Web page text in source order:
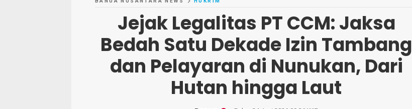
Jejak Legalitas PT CCM: Jaksa
Bedah Satu Dekade Izin Tambang
dan Pelayaran di Nunukan, Dari
Hutan hingga Laut